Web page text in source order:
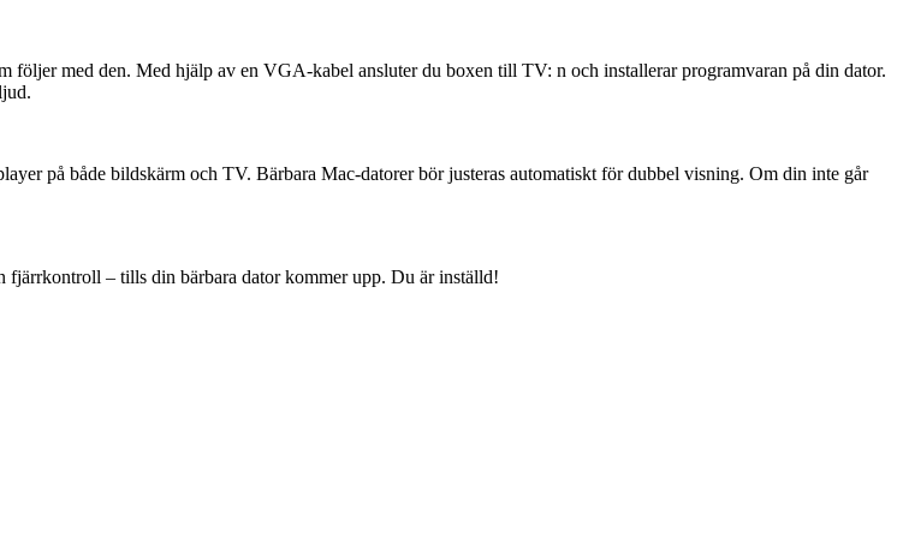
följer med den. Med hjälp av en VGA-kabel ansluter du boxen till TV: n och installerar programvaran på din dator.
på både bildskärm och TV. Bärbara Mac-datorer bör justeras automatiskt för dubbel visning. Om din inte går
– tills din bärbara dator kommer upp. Du är inställd!